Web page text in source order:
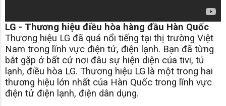
LG - Thương hiệu điều hòa hàng đầu Hàn Quốc
Thương hiệu LG đã quá nổi tiếng tại thị trường Việt
Nam trong lĩnh vực điện tử, điện lạnh. Bạn đã từng
bắt gặp ở bất cứ nơi đâu sự hiện diện của tivi, tủ
lạnh, điều hòa LG. Thương hiệu LG là một trong hai
thương hiệu lớn nhất của Hàn Quốc trong lĩnh vực
điện tử điện lạnh, điện dân dụng.